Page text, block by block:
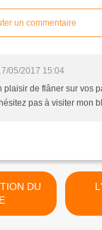
un commentaire
05/2017 15:04
plaisir de flâner sur vos
pas à visiter mon